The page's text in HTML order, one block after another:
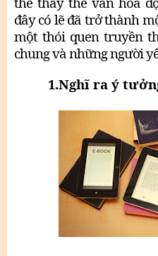
đây có lẽ đã trở thành
một thói quen truyền
chung và những người
1.Nghĩ ra ý